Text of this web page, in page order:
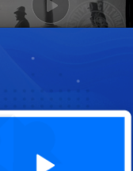
de Viagem